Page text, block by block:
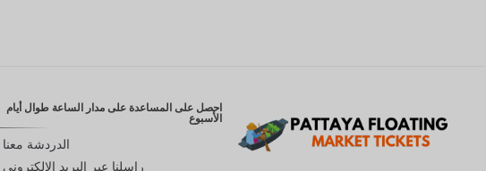
احصل على المساعدة على مدار الساعة طوال أيام
الأسبوع
الدردشة معنا
راسلنا عبر البريد الإلكتروني